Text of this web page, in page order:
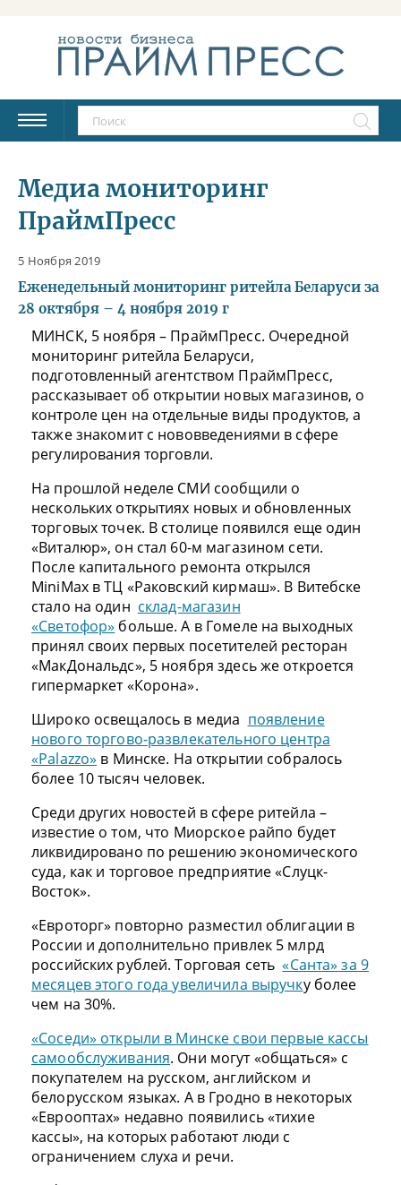
Медиа мониторинг
ПраймПресс
5 Ноября 2019
Еженедельный мониторинг ритейла Беларуси за
28 октября – 4 ноября 2019 г
МИНСК, 5 ноября – ПраймПресс. Очередной
мониторинг ритейла Беларуси,
подготовленный агентством ПраймПресс,
рассказывает об открытии новых магазинов, о
контроле цен на отдельные виды продуктов, а
также знакомит с нововведениями в сфере
регулирования торговли.
На прошлой неделе СМИ сообщили о
нескольких открытиях новых и обновленных
торговых точек. В столице появился еще один
«Виталюр», он стал 60-м магазином сети.
После капитального ремонта открылся
MiniMax в ТЦ «Раковский кирмаш». В Витебске
стало на один склад-магазин
«Светофор» больше. А в Гомеле на выходных
принял своих первых посетителей ресторан
«МакДональдс», 5 ноября здесь же откроется
гипермаркет «Корона».
Широко освещалось в медиа появление
нового торгово-развлекательного центра
«Palazzo» в Минске. На открытии собралось
более 10 тысяч человек.
Среди других новостей в сфере ритейла –
известие о том, что Миорское райпо будет
ликвидировано по решению экономического
суда, как и торговое предприятие «Слуцк-
Восток».
«Евроторг» повторно разместил облигации в
России и дополнительно привлек 5 млрд
российских рублей. Торговая сеть«Санта» за 9
месяцев этого года увеличила выручку более
чем на 30%.
«Соседи» открыли в Минске свои первые кассы
самообслуживания. Они могут «общаться» с
покупателем на русском, английском и
белорусском языках. А в Гродно в некоторых
«Еврооптах» недавно появились «тихие
кассы», на которых работают люди с
ограничением слуха и речи.